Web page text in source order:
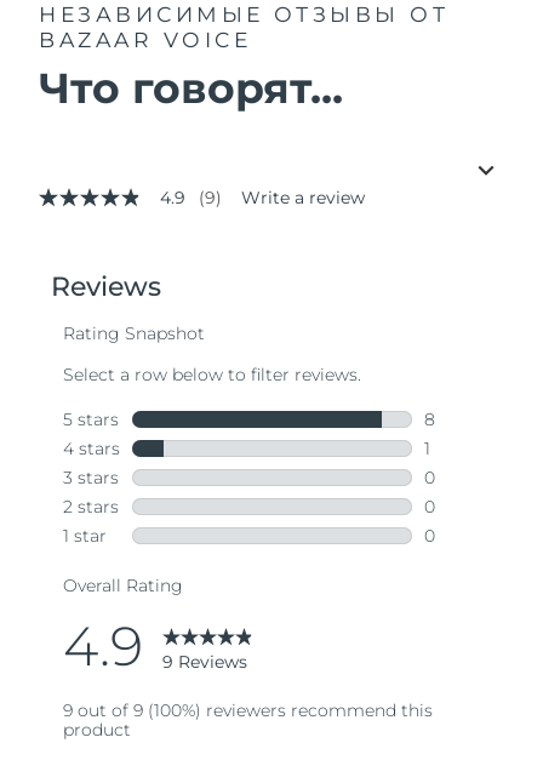
НЕЗАВИСИМЫЕ ОТЗЫВЫ
ОТ
BAZAAR VOICE
Что говорят...
4.9
stars,
rating
value.
Same
page
link.
4.9 (9) Write a review